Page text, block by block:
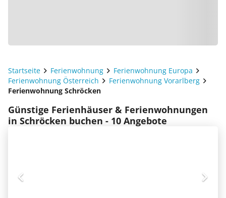
Startseite Ferienwohnung
Ferienwohnung Europa
Ferienwohnung Österreich
Ferienwohnung Vorarlberg
Ferienwohnung Schröcken
Günstige Ferienhäuser & Ferienwohnungen
in Schröcken buchen - 10 Angebote